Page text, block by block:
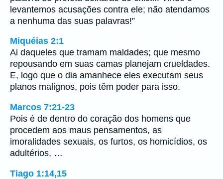
levantemos acusações contra ele; não atendamos
a nenhuma das suas palavras!”
Miquéias 2:1
Ai daqueles que tramam maldades; que mesmo
repousando em suas camas planejam crueldades.
E, logo que o dia amanhece eles executam seus
planos malignos, pois têm poder para isso.
Marcos 7:21-23
Pois é de dentro do coração dos homens que
procedem aos maus pensamentos, as
imoralidades sexuais, os furtos, os homicídios, os
adultérios, …
Tiago 1:14,15